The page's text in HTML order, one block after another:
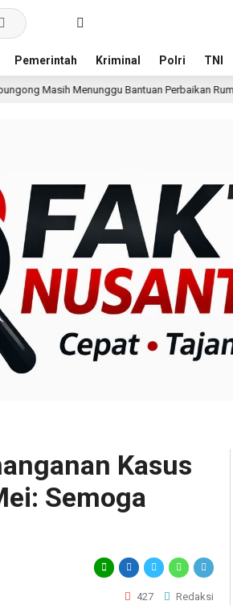
Pemerintah Kriminal Polri TNI
Bantuan Perbaikan Rumah 15 jam lalu
Kasus
Semoga
427 Redaksi